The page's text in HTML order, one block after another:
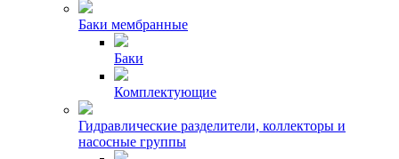
Баки мембранные
Баки
Комплектующие
Гидравлические разделители, коллекторы и
насосные группы